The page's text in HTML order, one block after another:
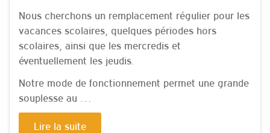
Nous cherchons un remplacement régulier pour les
vacances scolaires, quelques périodes hors
scolaires, ainsi que les mercredis et
éventuellement les jeudis.
Notre mode de fonctionnement permet une grande
souplesse au …
Lire la suite